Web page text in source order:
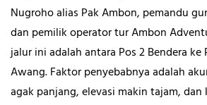
Nugroho alias Pak Ambon, pemandu
dan pemilik operator tur Ambon
jalur ini adalah antara Pos 2 Bendera ke
Awang. Faktor penyebabnya adalah
agak panjang, elevasi makin tajam, dan